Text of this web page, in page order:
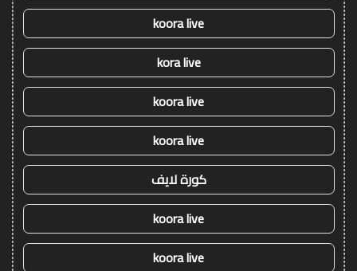
koora live
kora live
koora live
koora live
كورة لايف
koora live
koora live